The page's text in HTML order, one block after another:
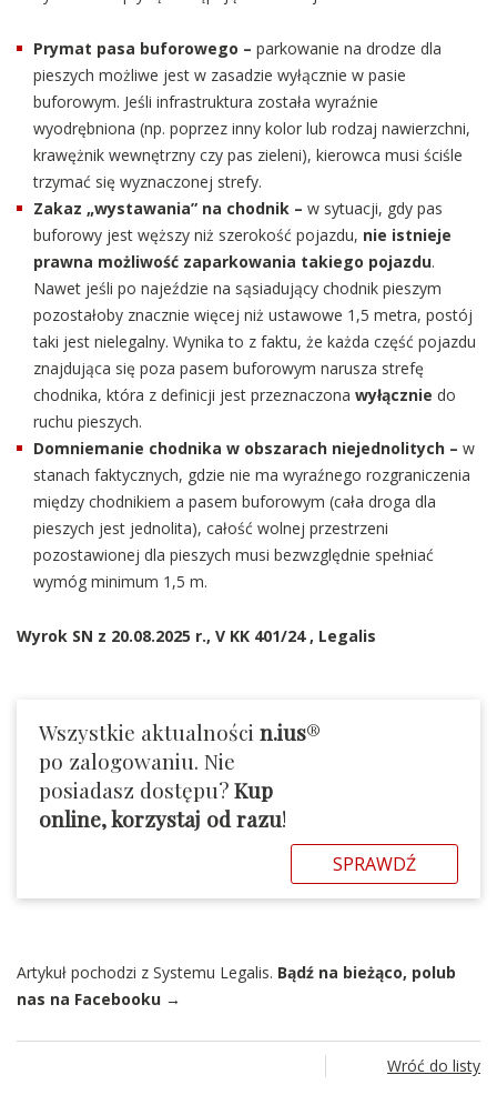
Prymat pasa buforowego – parkowanie na drodze dla
pieszych możliwe jest w zasadzie wyłącznie w pasie
buforowym. Jeśli infrastruktura została wyraźnie
wyodrębniona (np. poprzez inny kolor lub rodzaj nawierzchni,
krawężnik wewnętrzny czy pas zieleni), kierowca musi ściśle
trzymać się wyznaczonej strefy.
Zakaz „wystawania” na chodnik – w sytuacji, gdy pas
buforowy jest węższy niż szerokość pojazdu, nie istnieje
prawna możliwość zaparkowania takiego pojazdu.
Nawet jeśli po najeździe na sąsiadujący chodnik pieszym
pozostałoby znacznie więcej niż ustawowe 1,5 metra, postój
taki jest nielegalny. Wynika to z faktu, że każda część pojazdu
znajdująca się poza pasem buforowym narusza strefę
chodnika, która z definicji jest przeznaczona wyłącznie do
ruchu pieszych.
Domniemanie chodnika w obszarach niejednolitych – w
stanach faktycznych, gdzie nie ma wyraźnego rozgraniczenia
między chodnikiem a pasem buforowym (cała droga dla
pieszych jest jednolita), całość wolnej przestrzeni
pozostawionej dla pieszych musi bezwzględnie spełniać
wymóg minimum 1,5 m.
Wyrok SN z 20.08.2025 r., V KK 401/24 , Legalis
Wszystkie aktualności n.ius®
po zalogowaniu. Nie
posiadasz dostępu?Kup
online, korzystaj od razu!
SPRAWDŹ
Artykuł pochodzi z Systemu Legalis. Bądź na bieżąco, polub
nas na Facebooku →
Wróć do listy